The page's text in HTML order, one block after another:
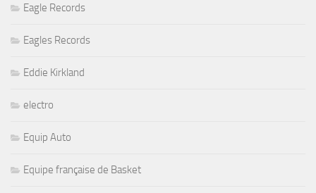
Eagle Records
Eagles Records
Eddie Kirkland
electro
Equip Auto
Equipe française de Basket